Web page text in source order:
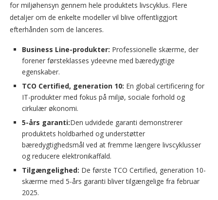
for miljøhensyn gennem hele produktets livscyklus. Flere
detaljer om de enkelte modeller vil blive offentliggjort
efterhånden som de lanceres.
Business Line-produkter: Professionelle skærme, der
forener førsteklasses ydeevne med bæredygtige
egenskaber.
TCO Certified, generation 10: En global certificering for
IT-produkter med fokus på miljø, sociale forhold og
cirkulær økonomi.
5-års garanti:Den udvidede garanti demonstrerer
produktets holdbarhed og understøtter
bæredygtighedsmål ved at fremme længere livscyklusser
og reducere elektronikaffald.
Tilgængelighed: De første TCO Certified, generation 10-
skærme med 5-års garanti bliver tilgængelige fra februar
2025.